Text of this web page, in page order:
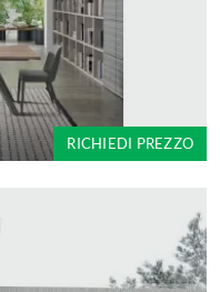
RICHIEDI PREZZO